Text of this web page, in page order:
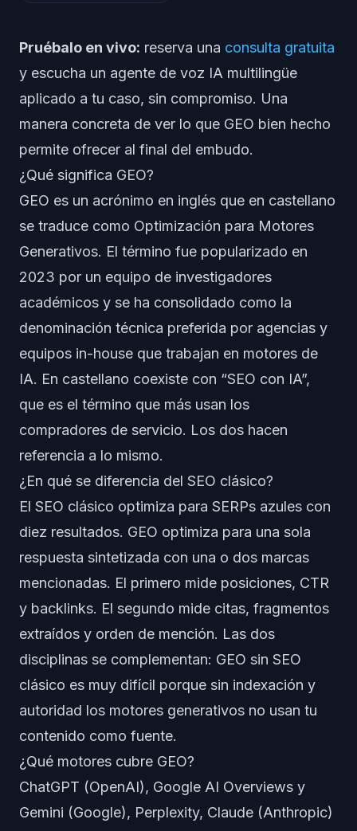
Pruébalo en vivo: reserva una consulta gratuita
y escucha un agente de voz IA multilingüe
aplicado a tu caso, sin compromiso. Una
manera concreta de ver lo que GEO bien hecho
permite ofrecer al final del embudo.
¿Qué significa GEO?
GEO es un acrónimo en inglés que en castellano
se traduce como Optimización para Motores
Generativos. El término fue popularizado en
2023 por un equipo de investigadores
académicos y se ha consolidado como la
denominación técnica preferida por agencias y
equipos in-house que trabajan en motores de
IA. En castellano coexiste con “SEO con IA”,
que es el término que más usan los
compradores de servicio. Los dos hacen
referencia a lo mismo.
¿En qué se diferencia del SEO clásico?
El SEO clásico optimiza para SERPs azules con
diez resultados. GEO optimiza para una sola
respuesta sintetizada con una o dos marcas
mencionadas. El primero mide posiciones, CTR
y backlinks. El segundo mide citas, fragmentos
extraídos y orden de mención. Las dos
disciplinas se complementan: GEO sin SEO
clásico es muy difícil porque sin indexación y
autoridad los motores generativos no usan tu
contenido como fuente.
¿Qué motores cubre GEO?
ChatGPT (OpenAI), Google AI Overviews y
Gemini (Google), Perplexity, Claude (Anthropic)